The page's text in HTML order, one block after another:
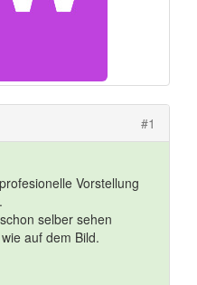
#1
Vorstellung
selber sehen
auf dem Bild.